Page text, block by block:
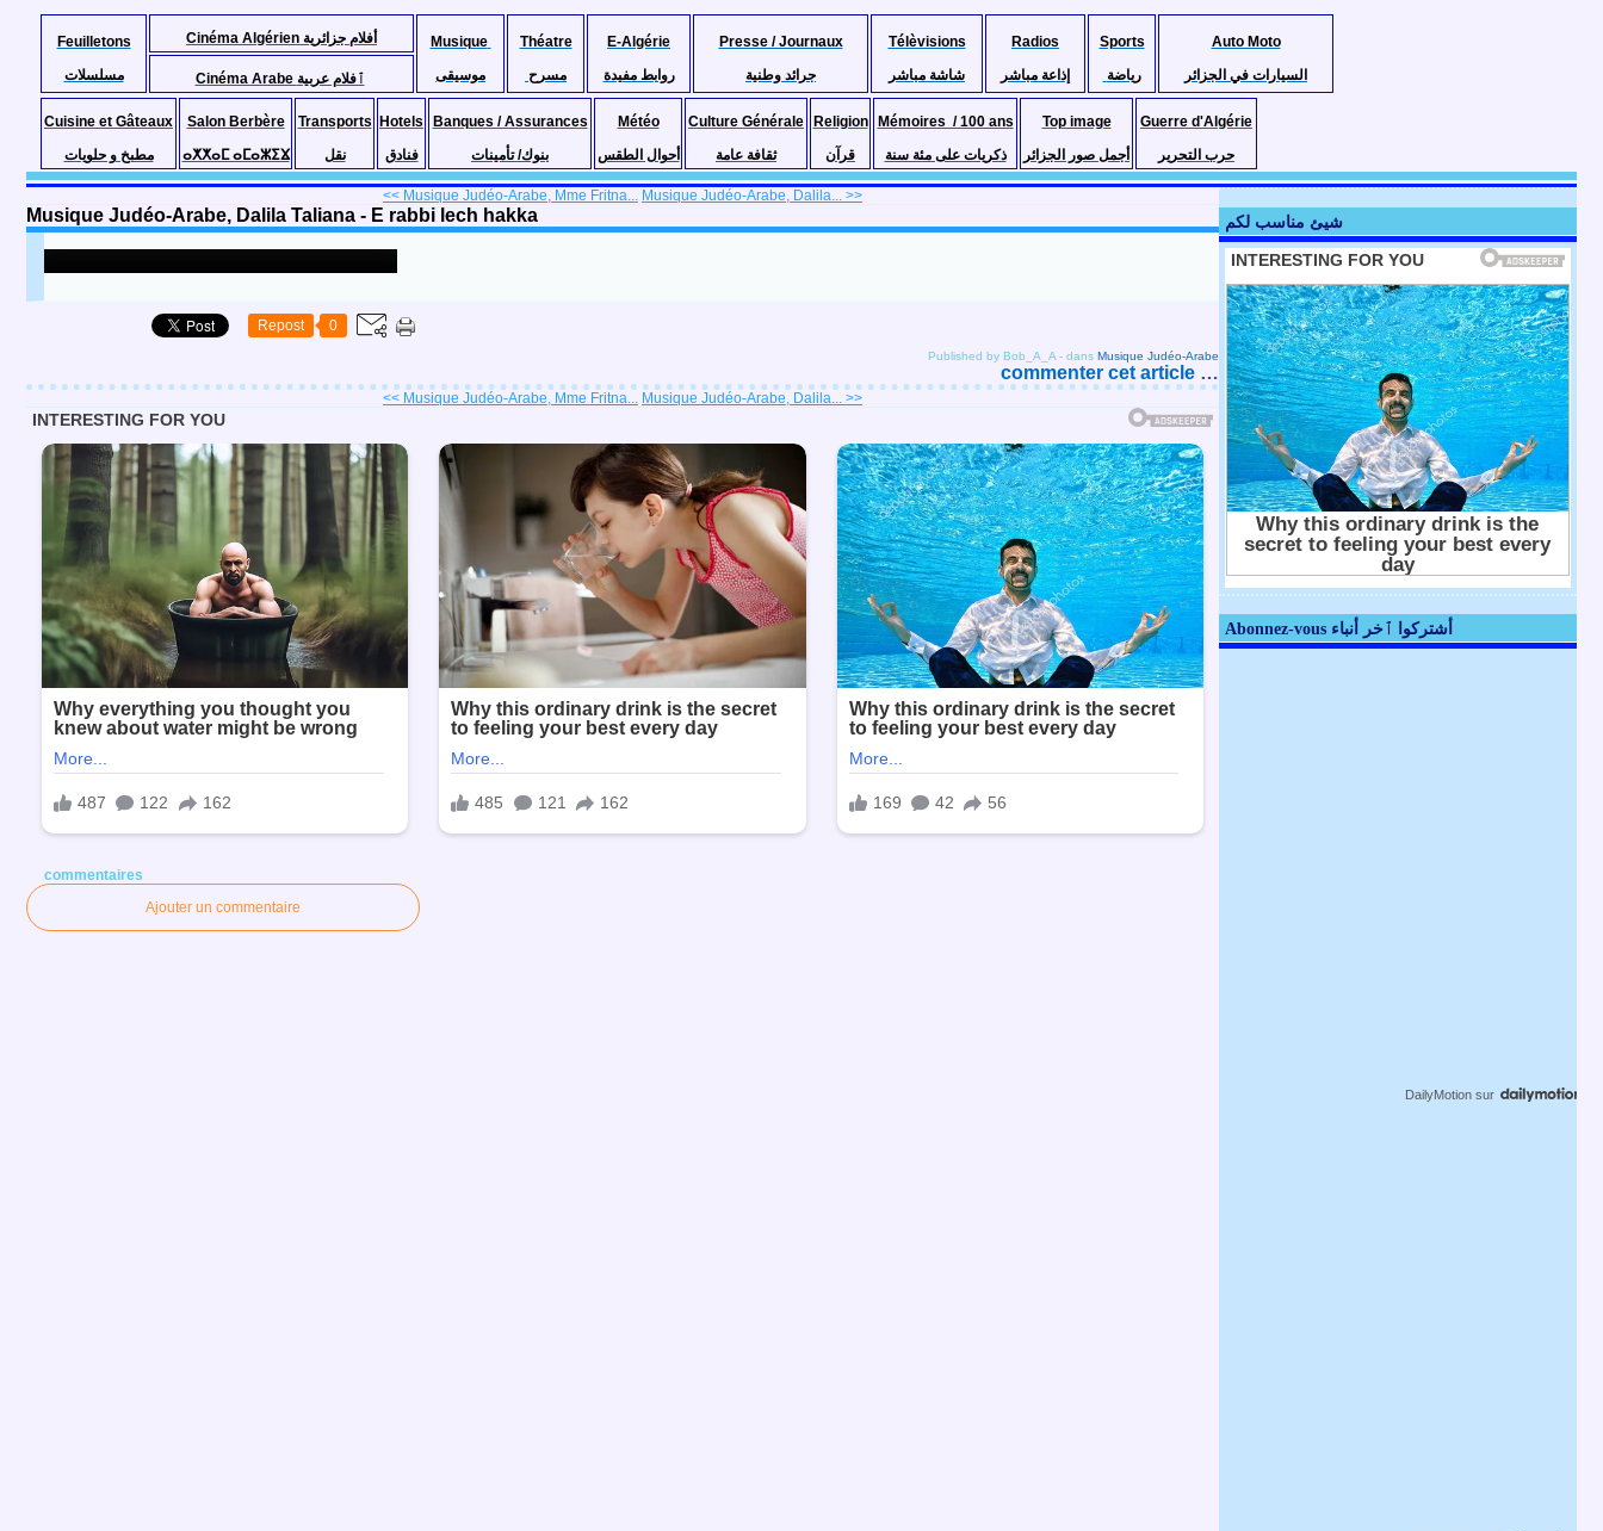
Feuilletons
مسلسلات
Cinéma Algérien أفلام جزائرية
Musique
موسيقى
Théatre
مسرح
E-Algérie
روابط مفيدة
Presse / Journaux
جرائد وطنية
Télèvisions
شاشة مباشر
Radios
إذاعة مباشر
Sports
رياضة
Auto Moto
السيارات في الجزائر
Cinéma Arabe ٱفلام عربية
Cuisine et Gâteaux
مطبخ و حلويات
Salon Berbère
ⴰⵅⵅⴰⵎ ⴰⵎⴰⵣⵉⴴ
Transports
نقل
Hotels
فنادق
Banques / Assurances
بنوك/ تأمينات
Météo
أحوال الطقس
Culture Générale
ثقافة عامة
Religion
قرآن
Mémoires / 100 ans
ذكريات على مئة سنة
Top image
أجمل صور الجزائر
Guerre d'Algérie
حرب التحرير
<< Musique Judéo-Arabe, Mme Fritna... Musique Judéo-Arabe, Dalila... >>
Musique Judéo-Arabe, Dalila Taliana - E rabbi lech hakka
Repost 0
Published by Bob_A_A - dans Musique Judéo-Arabe
commenter cet article …
<< Musique Judéo-Arabe, Mme Fritna... Musique Judéo-Arabe, Dalila... >>
commentaires
Ajouter un commentaire
شيئ مناسب لكم
Abonnez-vous أشتركوا ٱخر أنباء
DailyMotion sur